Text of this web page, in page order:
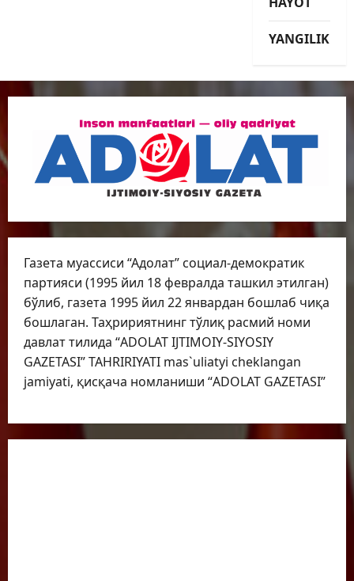
YANGILIKLAR
Газета муассиси “Адолат” социал-демократик
партияси (1995 йил 18 февралда ташкил этилган)
бўлиб, газета 1995 йил 22 январдан бошлаб чиқа
бошлаган. Таҳририятнинг тўлиқ расмий номи
давлат тилида “ADOLAT IJTIMOIY-SIYOSIY
GAZETASI” TAHRIRIYATI mas`uliatyi cheklangan
jamiyati, қисқача номланиши “ADOLAT GAZETASI”